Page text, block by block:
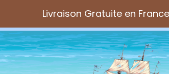
Livraison Gratuite en